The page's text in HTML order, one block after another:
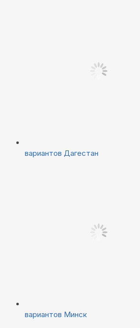
вариантов Дагестан
вариантов Минск